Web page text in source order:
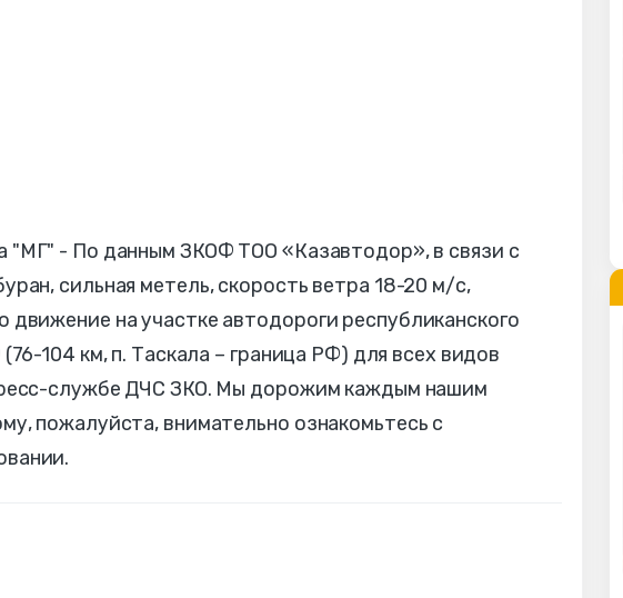
"МГ" - По данным ЗКОФ ТОО «Казавтодор», в связи с
сильная метель, скорость ветра 18-20 м/с,
на участке автодороги республиканского
104 км, п. Таскала – граница РФ) для всех видов
службе ДЧС ЗКО. Мы дорожим каждым нашим
пожалуйста, внимательно ознакомьтесь с